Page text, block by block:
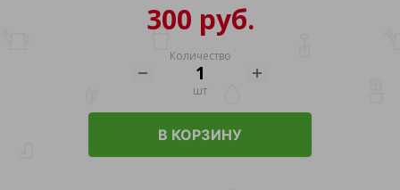
300 руб.
Количество
шт
В КОРЗИНУ